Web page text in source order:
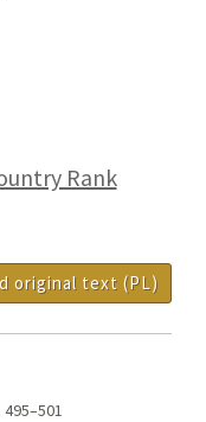
original text (PL)